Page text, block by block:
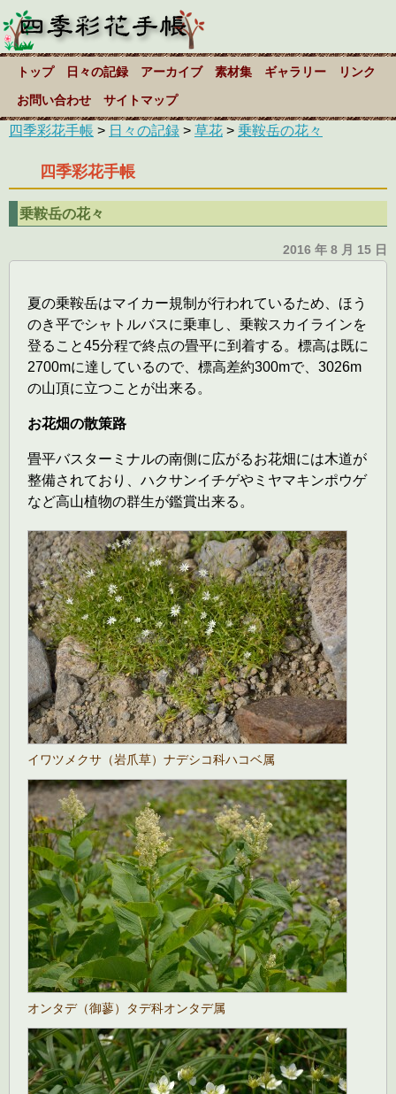
トップ 日々の記録 アーカイブ 素材集 ギャラリー リンク
お問い合わせ サイトマップ
四季彩花手帳 > 日々の記録 > 草花 > 乗鞍岳の花々
四季彩花手帳
乗鞍岳の花々
2016 年 8 月 15 日
夏の乗鞍岳はマイカー規制が行われているため、ほう
のき平でシャトルバスに乗車し、乗鞍スカイラインを
登ること45分程で終点の畳平に到着する。標高は既に
2700mに達しているので、標高差約300mで、3026m
の山頂に立つことが出来る。
お花畑の散策路
畳平バスターミナルの南側に広がるお花畑には木道が
整備されており、ハクサンイチゲやミヤマキンポウゲ
など高山植物の群生が鑑賞出来る。
イワツメクサ（岩爪草）ナデシコ科ハコベ属
オンタデ（御蓼）タデ科オンタデ属